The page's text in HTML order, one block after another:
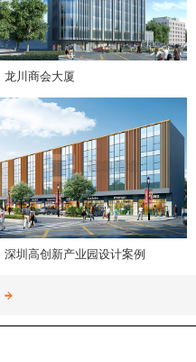
龙川商会大厦
深圳高创新产业园设计案例